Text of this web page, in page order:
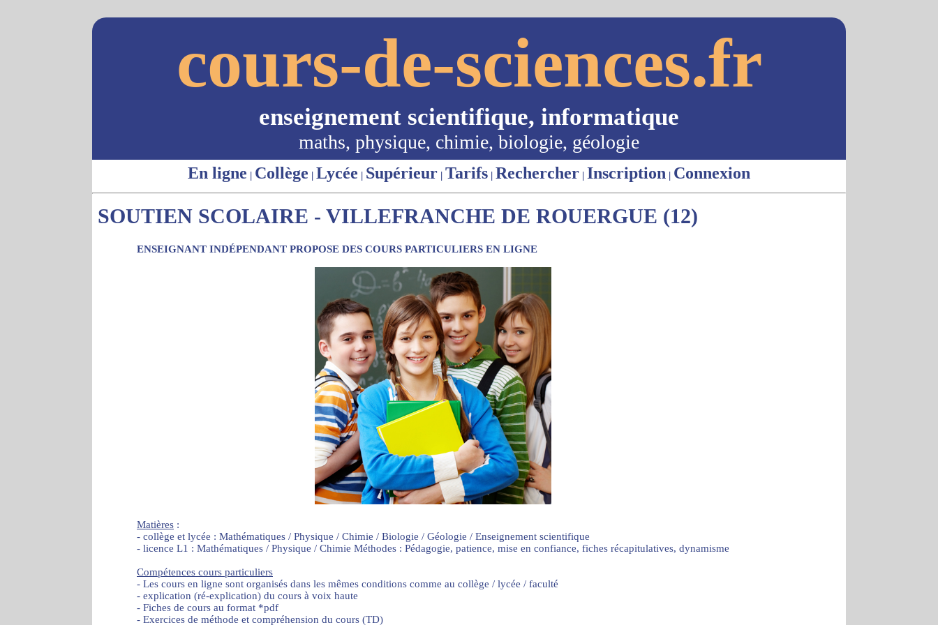
cours-de-sciences.fr
enseignement scientifique, informatique
maths, physique, chimie, biologie, géologie
En ligne | Collège | Lycée | Supérieur | Tarifs | Rechercher | Inscription | Connexion
SOUTIEN SCOLAIRE - VILLEFRANCHE DE ROUERGUE (12)
ENSEIGNANT INDÉPENDANT PROPOSE DES COURS PARTICULIERS EN LIGNE
Matières :
- collège et lycée : Mathématiques / Physique / Chimie / Biologie / Géologie / Enseignement scientifique
- licence L1 : Mathématiques / Physique / Chimie Méthodes : Pédagogie, patience, mise en confiance, fiches récapitulatives, dynamisme
Compétences cours particuliers
- Les cours en ligne sont organisés dans les mêmes conditions comme au collège / lycée / faculté
- explication (ré-explication) du cours à voix haute
- Fiches de cours au format *pdf
- Exercices de méthode et compréhension du cours (TD)